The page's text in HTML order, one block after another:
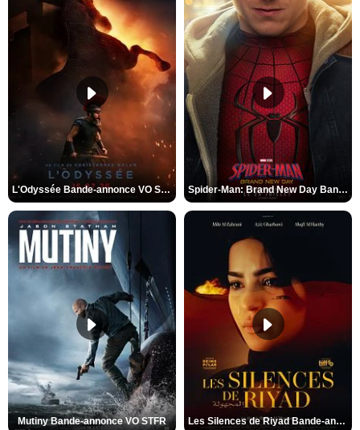
L'Odyssée Bande-annonce VO STFR Spider-Man: Brand New Day Bande-annonce VO STFR
Mutiny Bande-annonce VO STFR Les Silences de Riyad Bande-annonce VO STFR